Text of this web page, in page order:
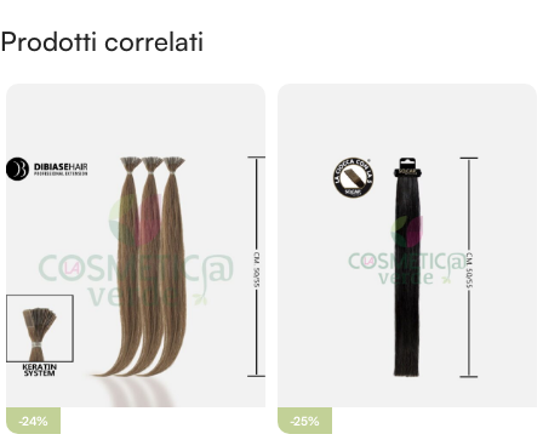
Prodotti correlati
-24% -25%